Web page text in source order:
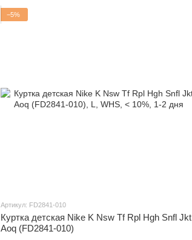
−5%
Артикул: FD2841-010
Куртка детская Nike K Nsw Tf Rpl Hgh Snfl Jkt
Aoq (FD2841-010)